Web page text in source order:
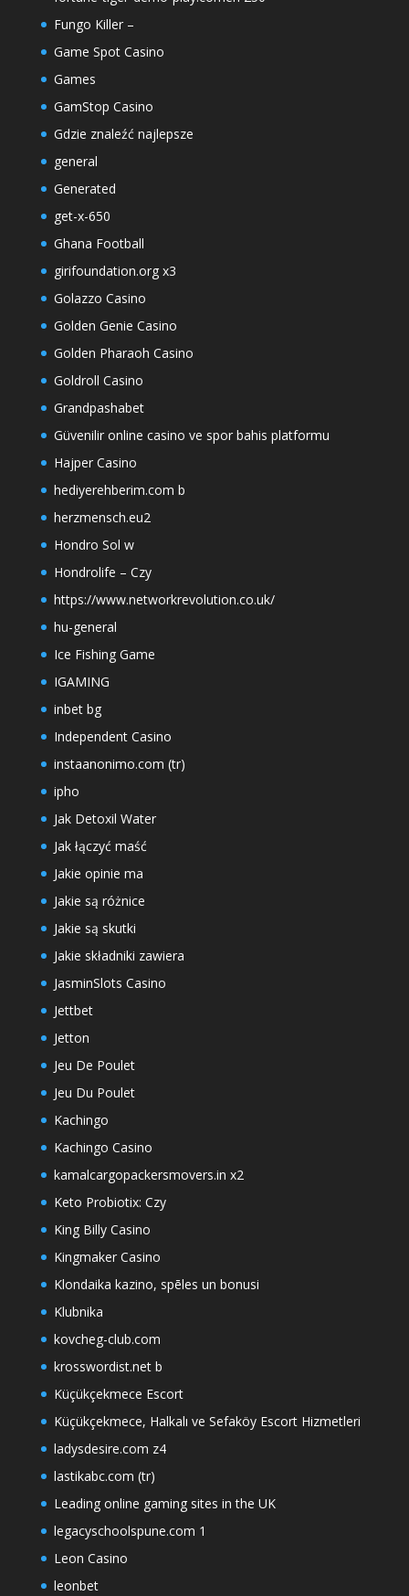
Fungo Killer –
Game Spot Casino
Games
GamStop Casino
Gdzie znaleźć najlepsze
general
Generated
get-x-650
Ghana Football
girifoundation.org x3
Golazzo Casino
Golden Genie Casino
Golden Pharaoh Casino
Goldroll Casino
Grandpashabet
Güvenilir online casino ve spor bahis platformu
Hajper Casino
hediyerehberim.com b
herzmensch.eu2
Hondro Sol w
Hondrolife – Czy
https://www.networkrevolution.co.uk/
hu-general
Ice Fishing Game
IGAMING
inbet bg
Independent Casino
instaanonimo.com (tr)
ipho
Jak Detoxil Water
Jak łączyć maść
Jakie opinie ma
Jakie są różnice
Jakie są skutki
Jakie składniki zawiera
JasminSlots Casino
Jettbet
Jetton
Jeu De Poulet
Jeu Du Poulet
Kachingo
Kachingo Casino
kamalcargopackersmovers.in x2
Keto Probiotix: Czy
King Billy Casino
Kingmaker Casino
Klondaika kazino, spēles un bonusi
Klubnika
kovcheg-club.com
krosswordist.net b
Küçükçekmece Escort
Küçükçekmece, Halkalı ve Sefaköy Escort Hizmetleri
ladysdesire.com z4
lastikabc.com (tr)
Leading online gaming sites in the UK
legacyschoolspune.com 1
Leon Casino
leonbet